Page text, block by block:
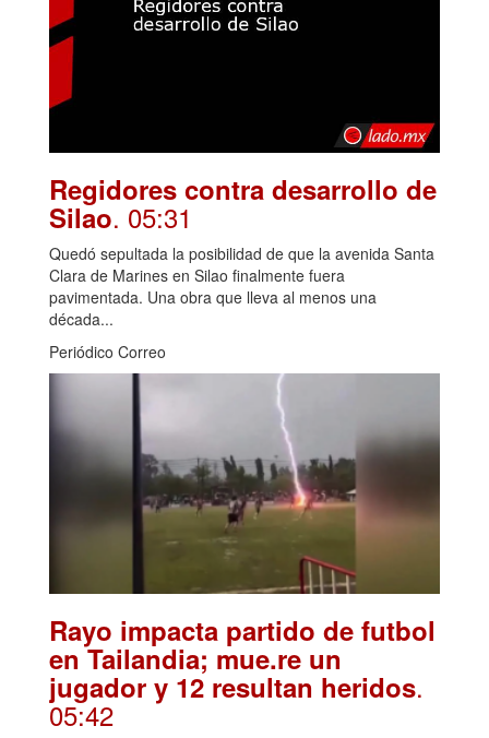
Regidores contra desarrollo de
Silao. 05:31
Quedó sepultada la posibilidad de que la avenida Santa
Clara de Marines en Silao finalmente fuera
pavimentada. Una obra que lleva al menos una
década...
Periódico Correo
Rayo impacta partido de futbol
en Tailandia; mue.re un
jugador y 12 resultan heridos.
05:42